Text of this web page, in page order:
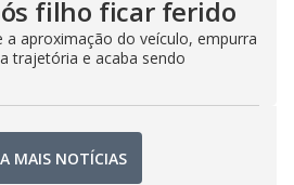
filho ficar ferido
a aproximação do veículo, empurra
trajetória e acaba sendo
MAIS NOTÍCIAS